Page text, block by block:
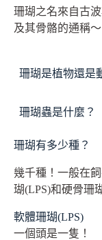
珊瑚之名來自古
及其骨骼的通稱～
珊瑚是植物還是
珊瑚蟲是什麼？
珊瑚有多少種？
幾千種！一般在
瑚(LPS)和硬骨珊
軟體珊瑚(LPS)
一個頭是一隻！